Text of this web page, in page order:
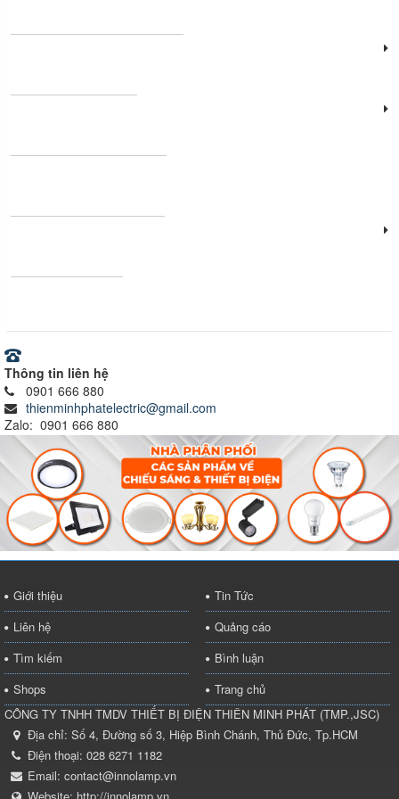
Thông tin liên hệ
0901 666 880
thienminhphatelectric@gmail.com
Zalo: 0901 666 880
Giới thiệu
Tin Tức
Liên hệ
Quảng cáo
Tìm kiếm
Bình luận
Shops
Trang chủ
CÔNG TY TNHH TMDV THIẾT BỊ ĐIỆN THIÊN MINH PHÁT (TMP.,JSC)
Địa chỉ: Số 4, Đường số 3, Hiệp Bình Chánh, Thủ Đức, Tp.HCM
Điện thoại: 028 6271 1182
Email: contact@innolamp.vn